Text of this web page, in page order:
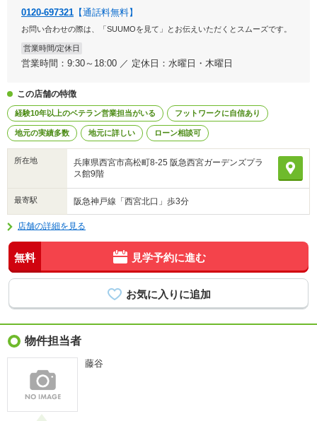
0120-697321 【通話料無料】
お問い合わせの際は、「SUUMOを見て」とお伝えいただくとスムーズです。
営業時間/定休日
営業時間：9:30～18:00 ／ 定休日：水曜日・木曜日
この店舗の特徴
経験10年以上のベテラン営業担当がいる フットワークに自信あり
地元の実績多数 地元に詳しい ローン相談可
所在地
兵庫県西宮市高松町8-25 阪急西宮ガーデンズプラ
ス館9階
最寄駅 阪急神戸線「西宮北口」歩3分
店舗の詳細を見る
無料 見学予約に進む
物件担当者
藤谷